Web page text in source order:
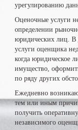
урегулированию
Оценочные услуги
определении
юридических лиц. В
услуги оценщика
когда юридическое
имущество,
по ряду других
Ежедневно
тем или иным
получить
независимого